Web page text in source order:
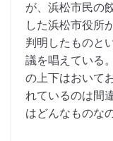
が、浜松市民の
した浜松市役所
判明したものと
議を唱えている
の上下はおいて
れているのは間
はどんなものな